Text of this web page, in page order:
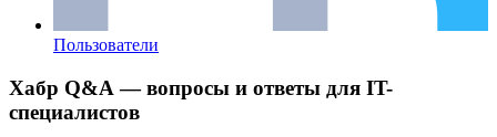
Пользователи
Хабр Q&A — вопросы и ответы для IT-
специалистов